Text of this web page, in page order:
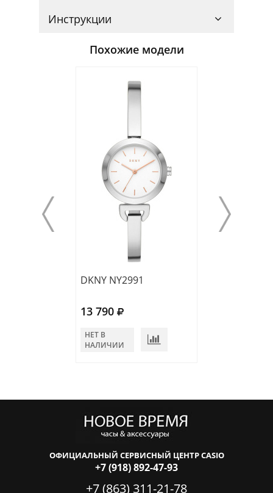
Инструкции
Похожие модели
DKNY NY2991
13 790
НЕТ В
НАЛИЧИИ
ОФИЦИАЛЬНЫЙ СЕРВИСНЫЙ ЦЕНТР CASIO
+7 (918) 892-47-93
+7 (863) 311-21-78